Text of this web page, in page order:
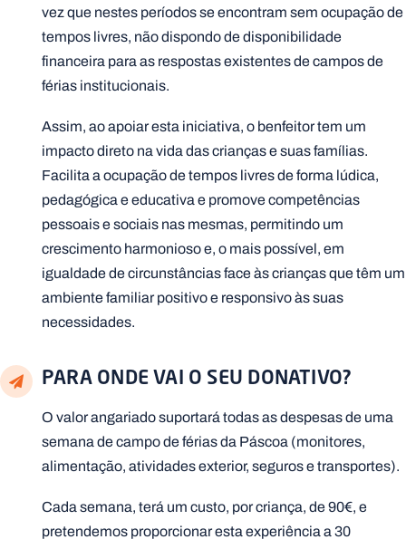
vez que nestes períodos se encontram sem ocupação de
tempos livres, não dispondo de disponibilidade
financeira para as respostas existentes de campos de
férias institucionais.
Assim, ao apoiar esta iniciativa, o benfeitor tem um
impacto direto na vida das crianças e suas famílias.
Facilita a ocupação de tempos livres de forma lúdica,
pedagógica e educativa e promove competências
pessoais e sociais nas mesmas, permitindo um
crescimento harmonioso e, o mais possível, em
igualdade de circunstâncias face às crianças que têm um
ambiente familiar positivo e responsivo às suas
necessidades.
PARA ONDE VAI O SEU DONATIVO?
O valor angariado suportará todas as despesas de uma
semana de campo de férias da Páscoa (monitores,
alimentação, atividades exterior, seguros e transportes).
Cada semana, terá um custo, por criança, de 90€, e
pretendemos proporcionar esta experiência a 30